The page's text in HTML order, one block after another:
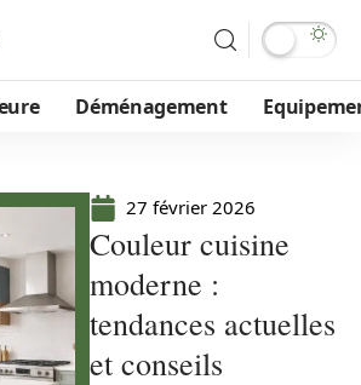
Déménagement
27 février 2026
Couleur cuisine
moderne :
tendances actuelles
et conseils